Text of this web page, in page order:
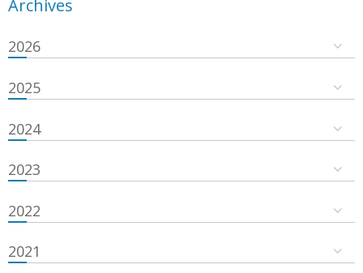
Archives
2026
2025
2024
2023
2022
2021